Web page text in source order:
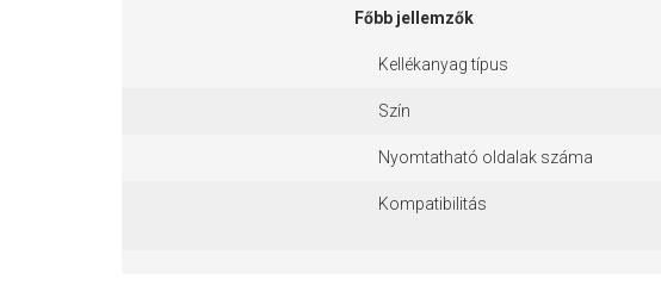
Főbb jellemzők
Kellékanyag típus
Szín
Nyomtatható oldalak száma
Kompatibilitás